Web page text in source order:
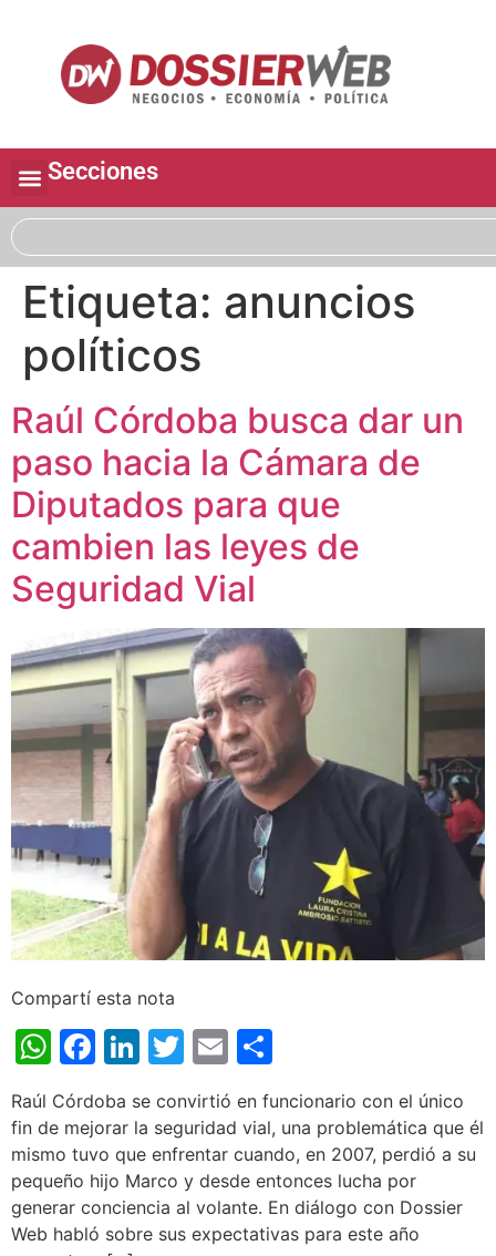
Secciones
Etiqueta: anuncios
políticos
Raúl Córdoba busca dar un
paso hacia la Cámara de
Diputados para que
cambien las leyes de
Seguridad Vial
Compartí esta nota
WhatsApp
Facebook
LinkedIn
Twitter
Email
Raúl Córdoba se convirtió en funcionario con el único
fin de mejorar la seguridad vial, una problemática que él
mismo tuvo que enfrentar cuando, en 2007, perdió a su
pequeño hijo Marco y desde entonces lucha por
generar conciencia al volante. En diálogo con Dossier
Web habló sobre sus expectativas para este año